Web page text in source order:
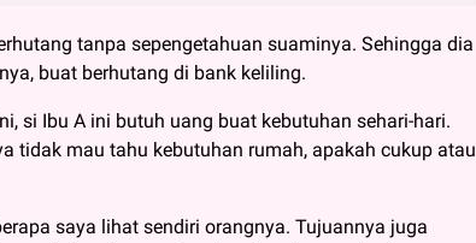
tanpa sepengetahuan suaminya. Sehingga dia
buat berhutang di bank keliling.
si Ibu A ini butuh uang buat kebutuhan sehari-hari.
tidak mau tahu kebutuhan rumah, apakah cukup atau
saya lihat sendiri orangnya. Tujuannya juga